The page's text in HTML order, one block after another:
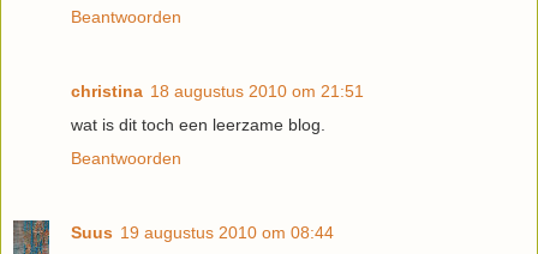
Beantwoorden
christina 18 augustus 2010 om 21:51
wat is dit toch een leerzame blog.
Beantwoorden
Suus 19 augustus 2010 om 08:44